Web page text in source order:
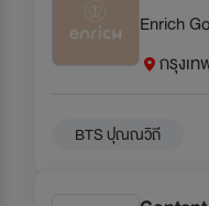
Enrich
กรุงเ
BTS ปุณณวิถี